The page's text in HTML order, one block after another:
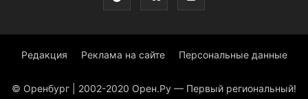
Редакция Реклама на сайте Персональные данные
© Оренбург | 2002-2020 Орен.Ру — Первый региональный!